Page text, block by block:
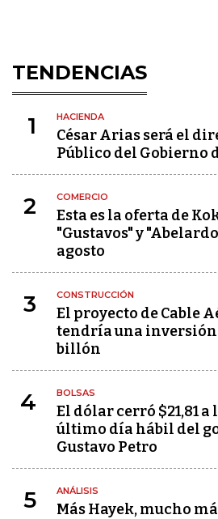
TENDENCIAS
1 HACIENDA
César Arias será el
Público del Gobierno
2 COMERCIO
Esta es la oferta de
"Gustavos" y
agosto
3 CONSTRUCCIÓN
El proyecto de Cable
tendría una inversión
billón
4 BOLSAS
El dólar cerró $21,81
último día hábil del
Gustavo Petro
5 ANÁLISIS
Más Hayek, mucho